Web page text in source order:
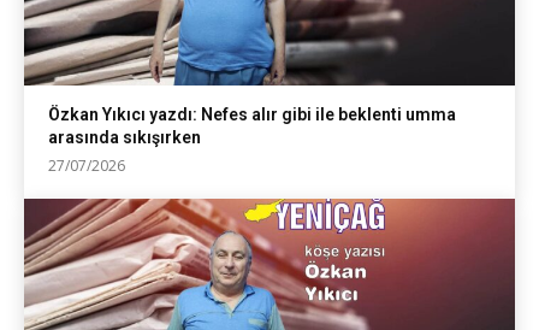
Özkan Yıkıcı yazdı: Nefes alır gibi ile beklenti umma
arasında sıkışırken
27/07/2026